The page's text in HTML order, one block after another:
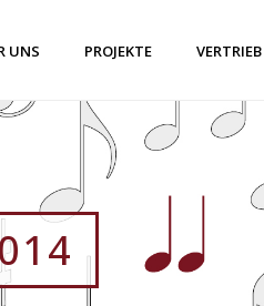
UNS PROJEKTE VERTRIEB